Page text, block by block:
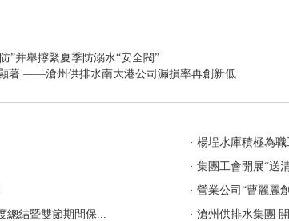
”并舉擰緊夏季防溺水“安全閥”
著 ——滄州供排水南大港公司漏損率再創新低
·楊埕水庫積極為
·集團工會開展“送
·營業公司“曹麗麗
總結暨雙節期間保... ·滄州供排水集團